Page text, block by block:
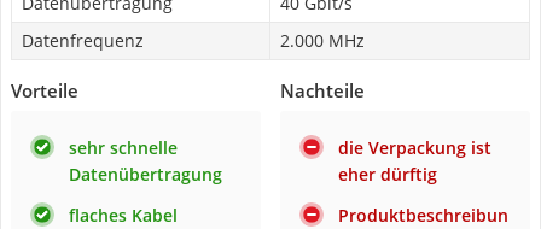
Datenfrequenz
2.000 MHz
Vorteile
sehr schnelle
Datenübertragung
flaches Kabel
Nachteile
die Verpackung ist
eher dürftig
Produktbeschreibun